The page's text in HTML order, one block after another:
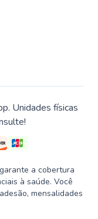
Unidades físicas
a cobertura
à saúde. Você
mensalidades